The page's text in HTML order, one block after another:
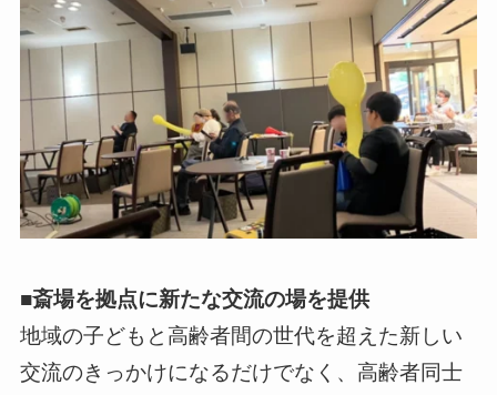
■斎場を拠点に新たな交流の場を提供
地域の子どもと高齢者間の世代を超えた新しい
交流のきっかけになるだけでなく、高齢者同士